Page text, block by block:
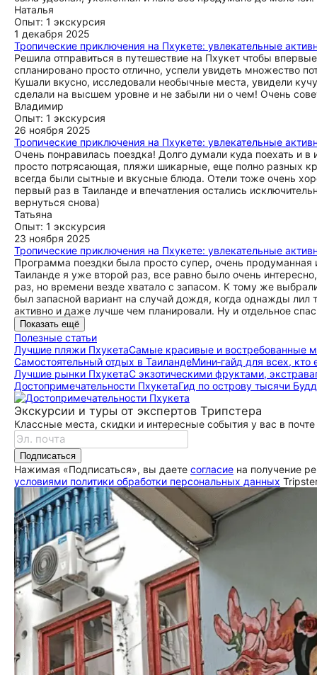
Наталья
Опыт: 1 экскурсия
1 декабря 2025
Тропические приключения на Пхукете: увлекательные
Решила отправиться в путешествие на Пхукет чтобы
спланировано просто отлично, успели увидеть множество
Кушали вкусно, исследовали необычные места, увидели
сделали на высшем уровне и не забыли ни о чем! Очень
Владимир
Опыт: 1 экскурсия
26 ноября 2025
Тропические приключения на Пхукете: увлекательные
Очень понравилась поездка! Долго думали куда поехать и
просто потрясающая, пляжи шикарные, еще полно разных
всегда были сытные и вкусные блюда. Отели тоже очень
первый раз в Таиланде и впечатления остались
вернуться снова)
Татьяна
Опыт: 1 экскурсия
23 ноября 2025
Тропические приключения на Пхукете: увлекательные
Программа поездки была просто супер, очень
Таиланде я уже второй раз, все равно было очень
раз, но времени везде хватало с запасом. К тому же
был запасной вариант на случай дождя, когда однажды лил
активно и даже лучше чем планировали. Ну и отдельное
Показать ещё
Полезные статьи
Лучшие пляжи ПхукетаСамые красивые и востребованные
Самостоятельный отдых в ТаиландеМини‑гайд для всех, кто
Лучшие рынки ПхукетаС экзотическими фруктами,
До­сто­при­ме­ча­тель­но­сти ПхукетаГид по острову тысячи
Экскурсии и туры от экспертов Трипстера
Классные места, скидки и интересные события у вас в почте
Подписаться
Нажимая «Подписаться», вы даете согласие на получение
условиями политики обработки персональных данных